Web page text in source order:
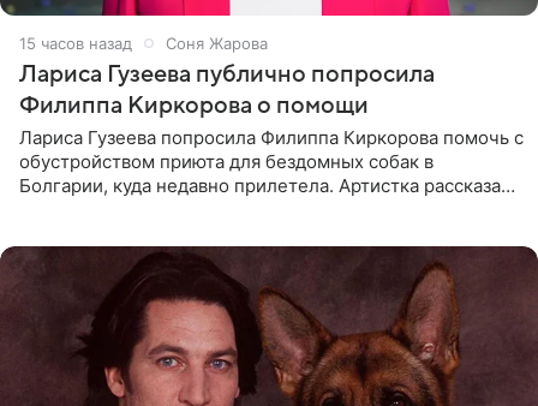
15 часов назад Соня Жарова
Лариса Гузеева публично попросила
Филиппа Киркорова о помощи
Лариса Гузеева попросила Филиппа Киркорова помочь с
обустройством приюта для бездомных собак в
Болгарии, куда недавно прилетела. Артистка рассказала